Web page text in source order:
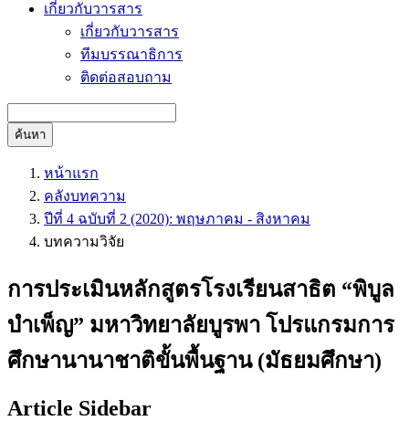
เกี่ยวกับวารสาร
เกี่ยวกับวารสาร
ทีมบรรณาธิการ
ติดต่อสอบถาม
ค้นหา
หน้าแรก
คลังบทความ
ปีที่ 4 ฉบับที่ 2 (2020): พฤษภาคม - สิงหาคม
บทความวิจัย
การประเมินหลักสูตรโรงเรียนสาธิต “พิบูล
บำเพ็ญ” มหาวิทยาลัยบูรพา โปรแกรมการ
ศึกษานานาชาติขั้นพื้นฐาน (มัธยมศึกษา)
Article Sidebar